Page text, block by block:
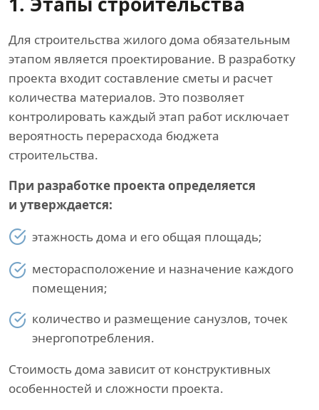
Для строительства жилого дома обязательным
этапом является проектирование. В разработку
проекта входит составление сметы и расчет
количества материалов. Это позволяет
контролировать каждый этап работ исключает
вероятность перерасхода бюджета
строительства.
При разработке проекта определяется
и утверждается:
этажность дома и его общая площадь;
месторасположение и назначение каждого
помещения;
количество и размещение санузлов, точек
энергопотребления.
Стоимость дома зависит от конструктивных
особенностей и сложности проекта.